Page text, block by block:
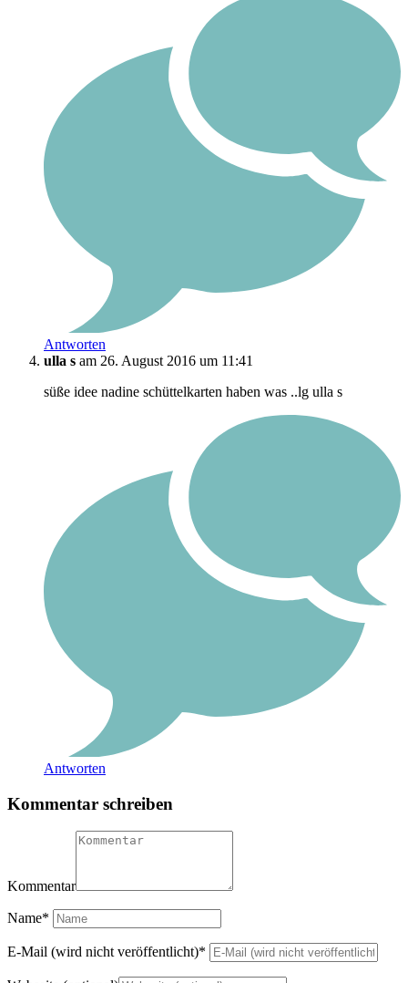
Antworten
ulla s am 26. August 2016 um 11:41
süße idee nadine schüttelkarten haben was ..lg ulla s
Antworten
Kommentar schreiben
Kommentar
Name*
E-Mail (wird nicht veröffentlicht)*